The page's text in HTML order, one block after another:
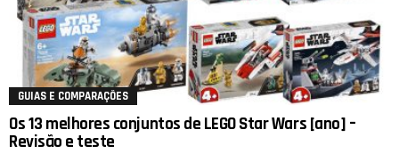
GUIAS E COMPARAÇÕES
Os 13 melhores conjuntos de LEGO Star Wars [ano] –
Revisão e teste